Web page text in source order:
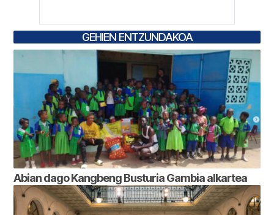
GEHIEN ENTZUNDAKOA
Abian dago Kangbeng Busturia Gambia alkartea